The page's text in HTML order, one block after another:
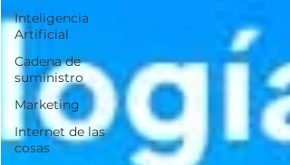
Inteligencia
Artificial
Cadena de
suministro
Marketing
Internet de las
cosas